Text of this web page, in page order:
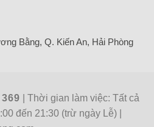
Bằng, Q. Kiến An, Hải Phòng
| Thời gian làm việc: Tất cả
đến 21:30 (trừ ngày Lễ) |